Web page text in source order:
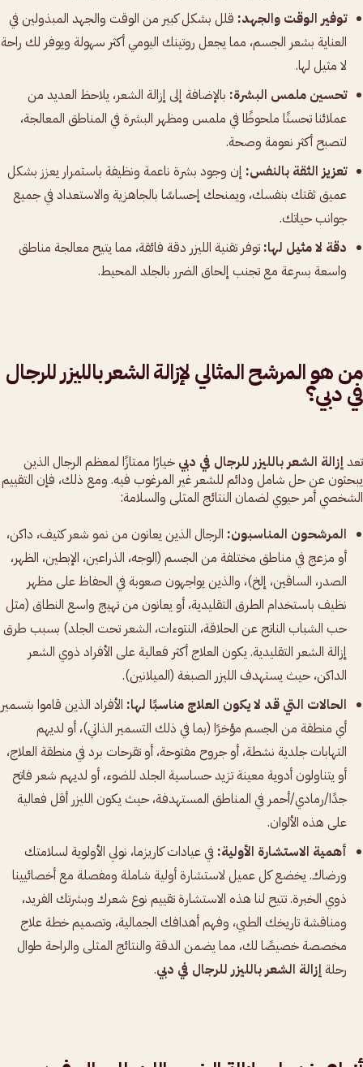
توفير الوقت والجهد: قلل بشكل كبير من الوقت والجهد المبذولين في
العناية بشعر الجسم، مما يجعل روتينك اليومي أكثر سهولة ويوفر لك راحة
لا مثيل لها.
تحسين ملمس البشرة: بالإضافة إلى إزالة الشعر، يلاحظ العديد من
عملائنا تحسنًا ملحوظًا في ملمس ومظهر البشرة في المناطق المعالجة،
لتصبح أكثر نعومة وصحة.
تعزيز الثقة بالنفس: إن وجود بشرة ناعمة ونظيفة باستمرار يعزز بشكل
عميق ثقتك بنفسك، ويمنحك إحساسًا بالجاهزية والاستعداد في جميع
جوانب حياتك.
دقة لا مثيل لها: توفر تقنية الليزر دقة فائقة، مما يتيح معالجة مناطق
واسعة بسرعة مع تجنب إلحاق الضرر بالجلد المحيط.
من هو المرشح المثالي لإزالة الشعر بالليزر للرجال
في دبي؟
تعد إزالة الشعر بالليزر للرجال في دبي خيارًا ممتازًا لمعظم الرجال الذين
يبحثون عن حل شامل ودائم للشعر غير المرغوب فيه. ومع ذلك، فإن التقييم
الشخصي أمر حيوي لضمان النتائج المثلى والسلامة:
المرشحون المناسبون: الرجال الذين يعانون من نمو شعر كثيف، داكن،
أو مزعج في مناطق مختلفة من الجسم (الوجه، الذراعين، الإبطين، الظهر،
الصدر، الساقين، إلخ)، والذين يواجهون صعوبة في الحفاظ على مظهر
نظيف باستخدام الطرق التقليدية، أو يعانون من تهيج واسع النطاق (مثل
حب الشباب الناتج عن الحلاقة، النتوءات، الشعر تحت الجلد) بسبب طرق
إزالة الشعر التقليدية. يكون العلاج أكثر فعالية على الأفراد ذوي الشعر
الداكن، حيث يستهدف الليزر الصبغة (الميلانين).
الحالات التي قد لا يكون العلاج مناسبًا لها: الأفراد الذين قاموا بتسمير
أي منطقة من الجسم مؤخرًا (بما في ذلك التسمير الذاتي)، أو لديهم
التهابات جلدية نشطة، أو جروح مفتوحة، أو تقرحات برد في منطقة العلاج،
أو يتناولون أدوية معينة تزيد حساسية الجلد للضوء، أو لديهم شعر فاتح
جدًا/رمادي/أحمر في المناطق المستهدفة، حيث يكون الليزر أقل فعالية
على هذه الألوان.
أهمية الاستشارة الأولية: في عيادات كاريزما، نولي الأولوية لسلامتك
ورضاك. يخضع كل عميل لاستشارة أولية شاملة ومفصلة مع أخصائيينا
ذوي الخبرة. تتيح لنا هذه الاستشارة تقييم نوع شعرك وبشرتك الفريد،
ومناقشة تاريخك الطبي، وفهم أهدافك الجمالية، وتصميم خطة علاج
مخصصة خصيصًا لك، مما يضمن الدقة والنتائج المثلى والراحة طوال
رحلة إزالة الشعر بالليزر للرجال في دبي.